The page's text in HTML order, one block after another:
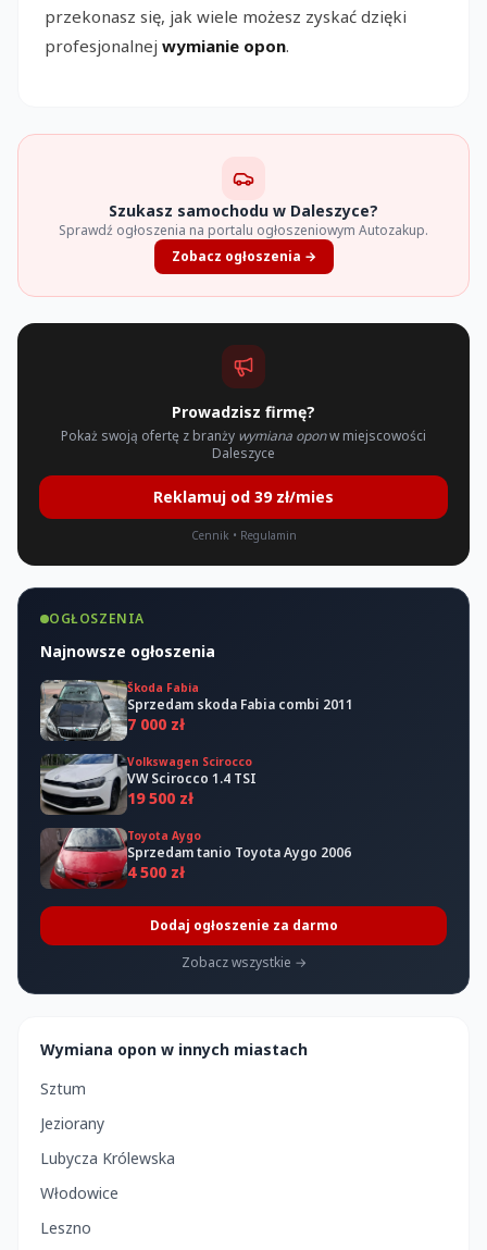
przekonasz się, jak wiele możesz zyskać dzięki
profesjonalnej wymianie opon.
Szukasz samochodu w Daleszyce?
Sprawdź ogłoszenia na portalu ogłoszeniowym Autozakup.
Zobacz ogłoszenia →
Prowadzisz firmę?
Pokaż swoją ofertę z branży wymiana oponw miejscowości
Daleszyce
Reklamuj od 39 zł/mies
Cennik • Regulamin
OGŁOSZENIA
Najnowsze ogłoszenia
Škoda Fabia
Sprzedam skoda Fabia combi 2011
7 000 zł
Volkswagen Scirocco
VW Scirocco 1.4 TSI
19 500 zł
Toyota Aygo
Sprzedam tanio Toyota Aygo 2006
4 500 zł
Dodaj ogłoszenie za darmo
Zobacz wszystkie →
Wymiana opon w innych miastach
Sztum
Jeziorany
Lubycza Królewska
Włodowice
Leszno